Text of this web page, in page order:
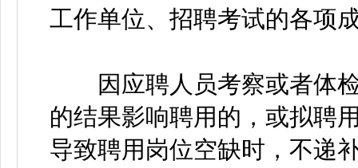
工作单位、招聘考试的各项
因应聘人员考察或者体检
的结果影响聘用的，或拟聘
导致聘用岗位空缺时，不递